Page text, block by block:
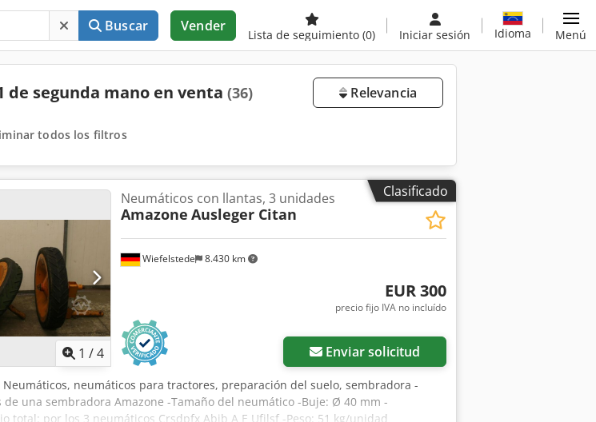
Buscar Vender
Lista de seguimiento (0) Iniciar sesión Idioma Menú
de segunda mano en venta (36) Relevancia
todos los filtros
Clasificado
1 /4
Wiefelstede 8.430 km
Neumáticos con llantas, 3 unidades
Amazone Ausleger Citan
EUR 300
precio fijo IVA no incluído
Enviar solicitud
Neumáticos, neumáticos para tractores, preparación del suelo, sembradora -
una sembradora Amazone -Tamaño del neumático -Buje: Ø 40 mm -
total: por los 3 neumáticos Crsdpfx Abjb A E Ufjlsf -Peso: 51 kg/unidad